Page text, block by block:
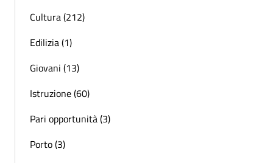
Cultura (212)
Edilizia (1)
Giovani (13)
Istruzione (60)
Pari opportunità (3)
Porto (3)